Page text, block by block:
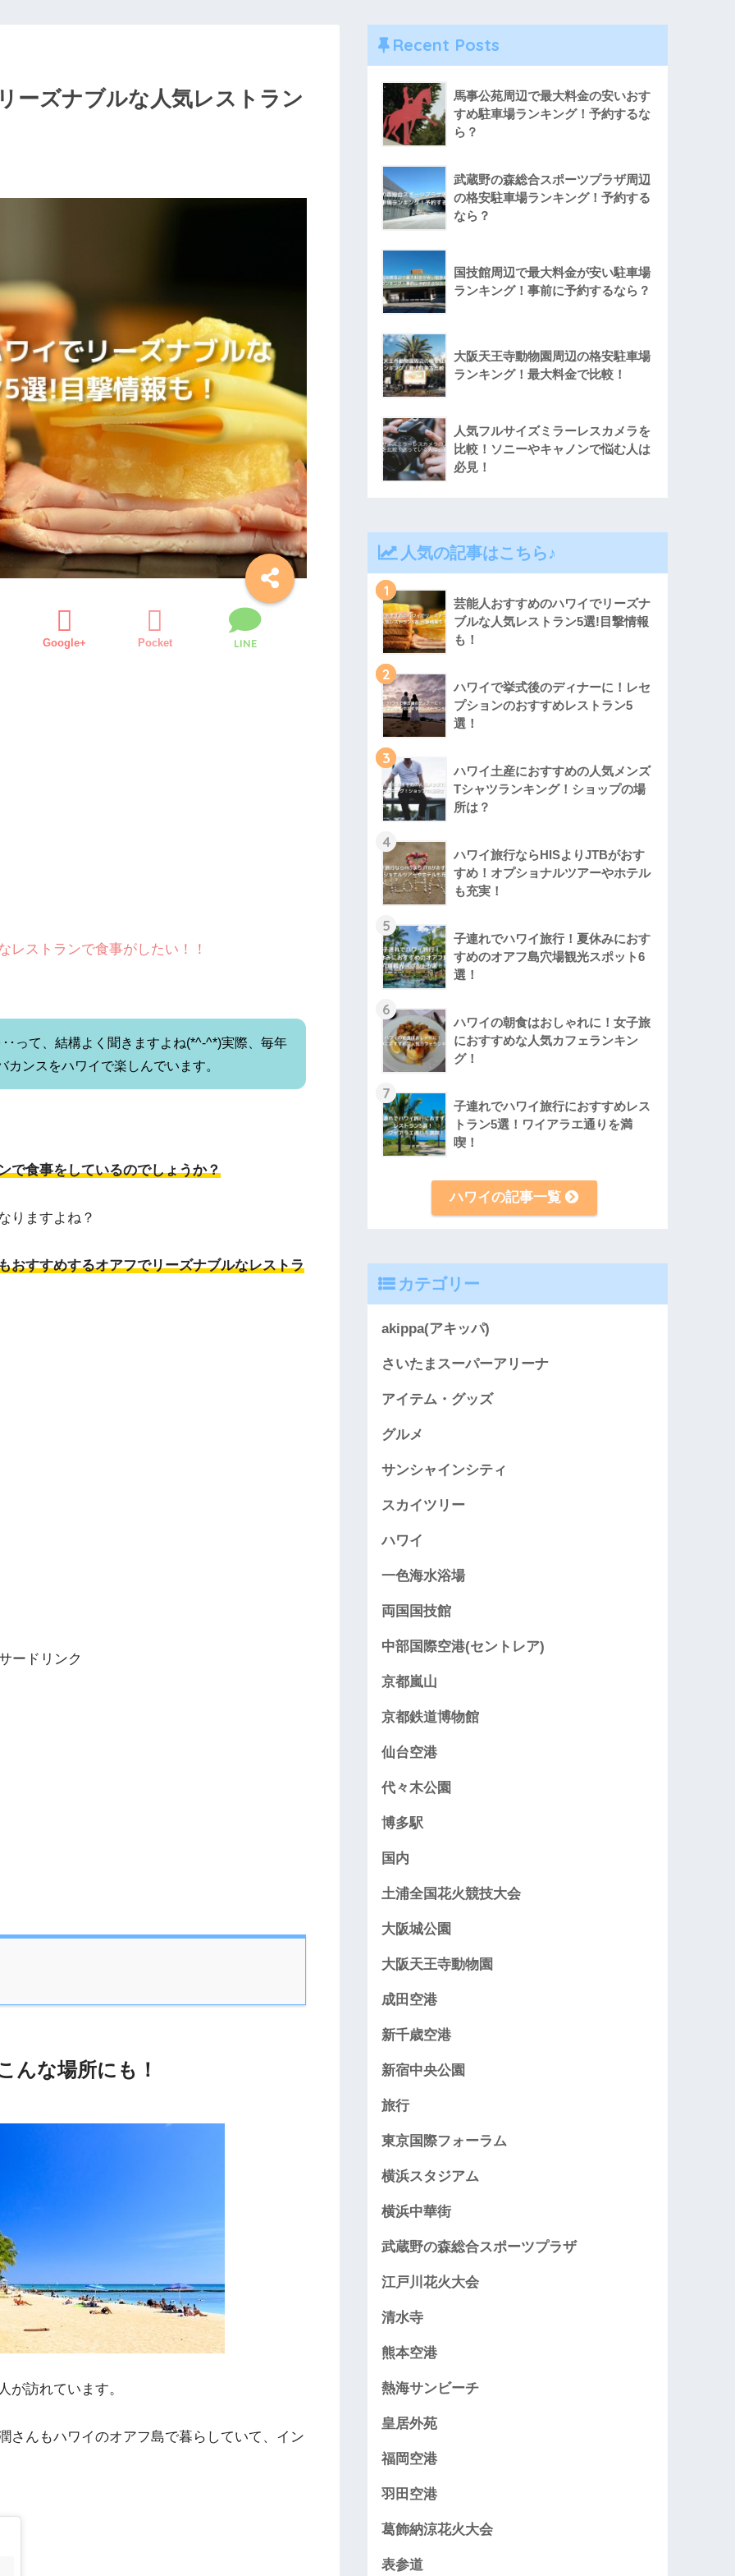
ーズナブルな人気レストラン
Google+ Pocket LINE
レストランで食事がしたい！！
･って、結構よく聞きますよね(*^-^*)実際、毎年
ンスをハワイで楽しんでいます。
で食事をしているのでしょうか？
りますよね？
おすすめするオアフでリーズナブルなレストラ
ードリンク
んな場所にも！
が訪れています。
さんもハワイのオアフ島で暮らしていて、イン
Recent Posts
馬事公苑周辺で最大料金の安いおす
すめ駐車場ランキング！予約するな
ら？
武蔵野の森総合スポーツプラザ周辺
の格安駐車場ランキング！予約する
なら？
国技館周辺で最大料金が安い駐車場
ランキング！事前に予約するなら？
大阪天王寺動物園周辺の格安駐車場
ランキング！最大料金で比較！
人気フルサイズミラーレスカメラを
比較！ソニーやキャノンで悩む人は
必見！
人気の記事はこちら♪
1
芸能人おすすめのハワイでリーズナ
ブルな人気レストラン5選!目撃情報
も！
2
ハワイで挙式後のディナーに！レセ
プションのおすすめレストラン5
選！
3
ハワイ土産におすすめの人気メンズ
Tシャツランキング！ショップの場
所は？
4
ハワイ旅行ならHISよりJTBがおす
すめ！オプショナルツアーやホテル
も充実！
5
子連れでハワイ旅行！夏休みにおす
すめのオアフ島穴場観光スポット6
選！
6
ハワイの朝食はおしゃれに！女子旅
におすすめな人気カフェランキン
グ！
7
子連れでハワイ旅行におすすめレス
トラン5選！ワイアラエ通りを満
喫！
ハワイの記事一覧
カテゴリー
akippa(アキッパ)
さいたまスーパーアリーナ
アイテム・グッズ
グルメ
サンシャインシティ
スカイツリー
ハワイ
一色海水浴場
両国国技館
中部国際空港(セントレア)
京都嵐山
京都鉄道博物館
仙台空港
代々木公園
博多駅
国内
土浦全国花火競技大会
大阪城公園
大阪天王寺動物園
成田空港
新千歳空港
新宿中央公園
旅行
東京国際フォーラム
横浜スタジアム
横浜中華街
武蔵野の森総合スポーツプラザ
江戸川花火大会
清水寺
熊本空港
熱海サンビーチ
皇居外苑
福岡空港
羽田空港
葛飾納涼花火大会
表参道